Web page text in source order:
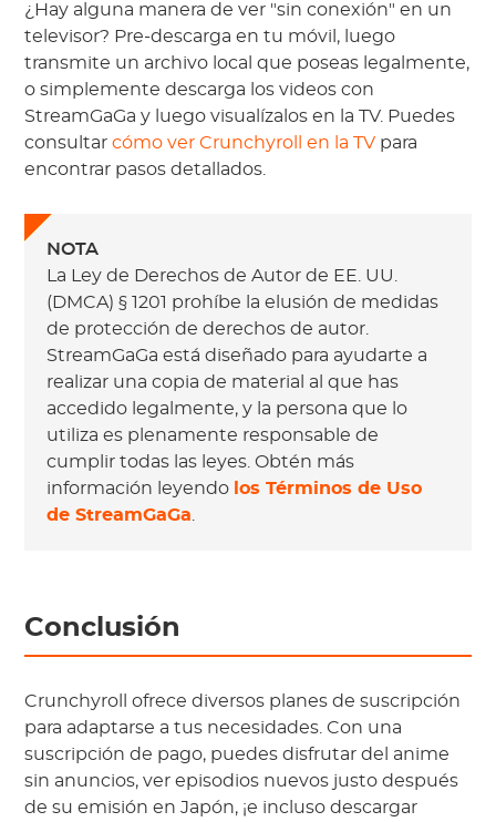
¿Hay alguna manera de ver "sin conexión" en un
televisor? Pre-descarga en tu móvil, luego
transmite un archivo local que poseas legalmente,
o simplemente descarga los videos con
StreamGaGa y luego visualízalos en la TV. Puedes
consultarcómo ver Crunchyroll en la TV para
encontrar pasos detallados.
NOTA
La Ley de Derechos de Autor de EE. UU.
(DMCA) § 1201 prohíbe la elusión de medidas
de protección de derechos de autor.
StreamGaGa está diseñado para ayudarte a
realizar una copia de material al que has
accedido legalmente, y la persona que lo
utiliza es plenamente responsable de
cumplir todas las leyes. Obtén más
información leyendo los Términos de Uso
de StreamGaGa.
Conclusión
Crunchyroll ofrece diversos planes de suscripción
para adaptarse a tus necesidades. Con una
suscripción de pago, puedes disfrutar del anime
sin anuncios, ver episodios nuevos justo después
de su emisión en Japón, ¡e incluso descargar